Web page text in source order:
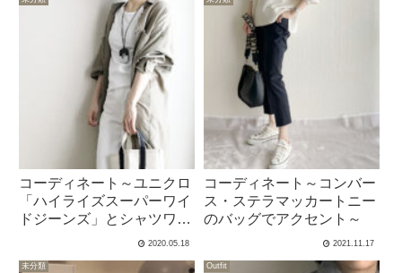
コーディネート～ユニクロ
「ハイライズスーパーワイ
ドジーンズ」とシャツワン
2020.05.18
コーディネート～コンバー
ス・ステラマッカートニー
のバッグでアクセント～
2021.11.17
未分類 Outfit